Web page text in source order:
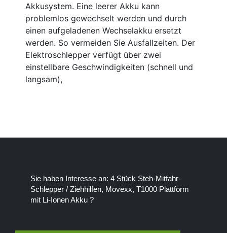
Akkusystem. Eine leerer Akku kann
problemlos gewechselt werden und durch
einen aufgeladenen Wechselakku ersetzt
werden. So vermeiden Sie Ausfallzeiten. Der
Elektroschlepper verfügt über zwei
einstellbare Geschwindigkeiten (schnell und
langsam),
Sie haben Interesse an: 4 Stück Steh-Mitfahr-
Schlepper / Ziehhilfen, Movexx, T1000 Plattform
mit Li-Ionen Akku ?